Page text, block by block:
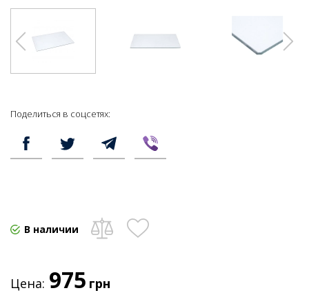
Поделиться в соцсетях:
В наличии
Цена: 975 грн